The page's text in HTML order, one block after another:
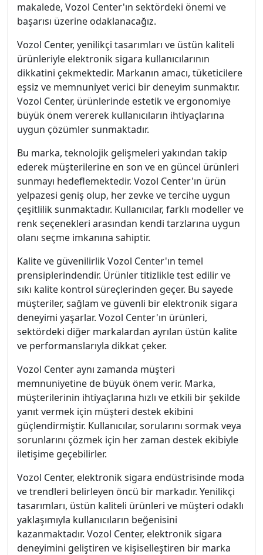
makalede, Vozol Center'ın sektördeki önemi ve
başarısı üzerine odaklanacağız.
Vozol Center, yenilikçi tasarımları ve üstün kaliteli
ürünleriyle elektronik sigara kullanıcılarının
dikkatini çekmektedir. Markanın amacı, tüketicilere
eşsiz ve memnuniyet verici bir deneyim sunmaktır.
Vozol Center, ürünlerinde estetik ve ergonomiye
büyük önem vererek kullanıcıların ihtiyaçlarına
uygun çözümler sunmaktadır.
Bu marka, teknolojik gelişmeleri yakından takip
ederek müşterilerine en son ve en güncel ürünleri
sunmayı hedeflemektedir. Vozol Center'ın ürün
yelpazesi geniş olup, her zevke ve tercihe uygun
çeşitlilik sunmaktadır. Kullanıcılar, farklı modeller ve
renk seçenekleri arasından kendi tarzlarına uygun
olanı seçme imkanına sahiptir.
Kalite ve güvenilirlik Vozol Center'ın temel
prensiplerindendir. Ürünler titizlikle test edilir ve
sıkı kalite kontrol süreçlerinden geçer. Bu sayede
müşteriler, sağlam ve güvenli bir elektronik sigara
deneyimi yaşarlar. Vozol Center'ın ürünleri,
sektördeki diğer markalardan ayrılan üstün kalite
ve performanslarıyla dikkat çeker.
Vozol Center aynı zamanda müşteri
memnuniyetine de büyük önem verir. Marka,
müşterilerinin ihtiyaçlarına hızlı ve etkili bir şekilde
yanıt vermek için müşteri destek ekibini
güçlendirmiştir. Kullanıcılar, sorularını sormak veya
sorunlarını çözmek için her zaman destek ekibiyle
iletişime geçebilirler.
Vozol Center, elektronik sigara endüstrisinde moda
ve trendleri belirleyen öncü bir markadır. Yenilikçi
tasarımları, üstün kaliteli ürünleri ve müşteri odaklı
yaklaşımıyla kullanıcıların beğenisini
kazanmaktadır. Vozol Center, elektronik sigara
deneyimini geliştiren ve kişiselleştiren bir marka